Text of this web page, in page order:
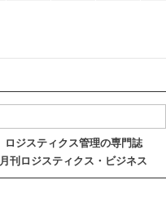
ロジスティクス管理の専門誌
月刊ロジスティクス・ビジネス